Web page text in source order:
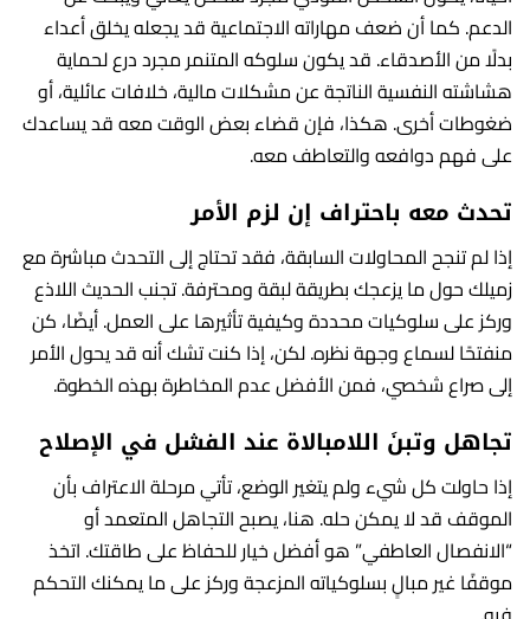
الدعم. كما أن ضعف مهاراته الاجتماعية قد يجعله يخلق أعداء
بدلًا من الأصدقاء. قد يكون سلوكه المتنمر مجرد درع لحماية
هشاشته النفسية الناتجة عن مشكلات مالية، خلافات عائلية، أو
ضغوطات أخرى. هكذا، فإن قضاء بعض الوقت معه قد يساعدك
على فهم دوافعه والتعاطف معه.
تحدث معه باحتراف إن لزم الأمر
إذا لم تنجح المحاولات السابقة، فقد تحتاج إلى التحدث مباشرة مع
زميلك حول ما يزعجك بطريقة لبقة ومحترفة. تجنب الحديث اللاذع
وركز على سلوكيات محددة وكيفية تأثيرها على العمل. أيضًا، كن
منفتحًا لسماع وجهة نظره. لكن، إذا كنت تشك أنه قد يحول الأمر
إلى صراع شخصي، فمن الأفضل عدم المخاطرة بهذه الخطوة.
تجاهل وتبنَ اللامبالاة عند الفشل في الإصلاح
إذا حاولت كل شيء ولم يتغير الوضع، تأتي مرحلة الاعتراف بأن
الموقف قد لا يمكن حله. هنا، يصبح التجاهل المتعمد أو
“الانفصال العاطفي” هو أفضل خيار للحفاظ على طاقتك. اتخذ
موقفًا غير مبالٍ بسلوكياته المزعجة وركز على ما يمكنك التحكم